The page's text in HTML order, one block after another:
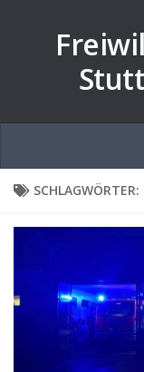
SCHLAGWÖRTER: